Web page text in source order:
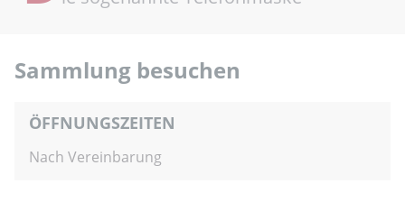
Sammlung besuchen
ÖFFNUNGSZEITEN
Nach Vereinbarung